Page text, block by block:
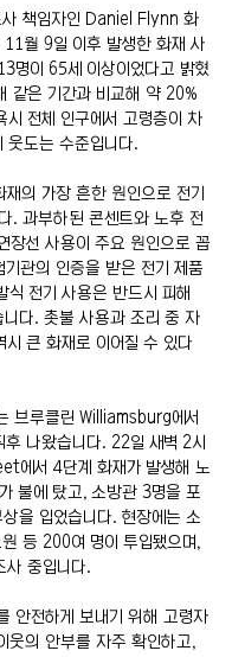
사 책임자인 Daniel Flynn 화
월 9일 이후 발생한 화재 사
명이 65세 이상이었다고 밝혔
같은 기간과 비교해 약 20%
시 전체 인구에서 고령층이 차
웃도는 수준입니다.
의 가장 흔한 원인으로 전기
. 과부하된 콘센트와 노후 전
장선 사용이 주요 원인으로 꼽
기관의 인증을 받은 전기 제품
식 전기 사용은 반드시 피해
니다. 촛불 사용과 조리 중 자
시 큰 화재로 이어질 수 있다
브루클린 Williamsburg에서
후 나왔습니다. 22일 새벽 2시
에서 4단계 화재가 발생해 노
불에 탔고, 소방관 3명을 포
을 입었습니다. 현장에는 소
등 200여 명이 투입됐으며,
사 중입니다.
안전하게 보내기 위해 고령자
웃의 안부를 자주 확인하고,